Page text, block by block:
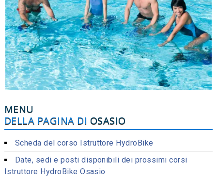
MENU
DELLA PAGINA DI OSASIO
Scheda del corso Istruttore HydroBike
Date, sedi e posti disponibili dei prossimi corsi
Istruttore HydroBike Osasio